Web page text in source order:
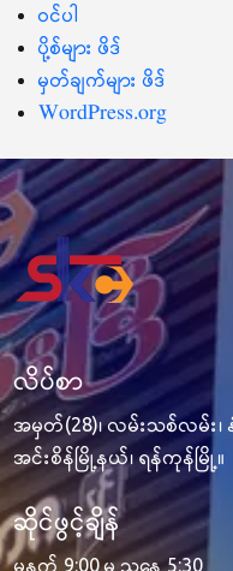
ဝင်ပါ
ပို့စ်များ ဖိဒ်
မှတ်ချက်များ ဖိဒ်
WordPress.org
လိပ်စာ
အမှတ်(28)၊ လမ်းသစ်လမ်း
အင်းစိန်မြို့နယ်၊ ရန်ကုန်မြို့။
ဆိုင်ဖွင့်ချိန်
မနက် 9:00 မှ ညနေ 5:30